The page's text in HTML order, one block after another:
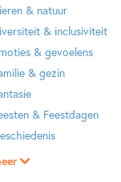
& natuur
& inclusiviteit
& gevoelens
& gezin
& Feestdagen